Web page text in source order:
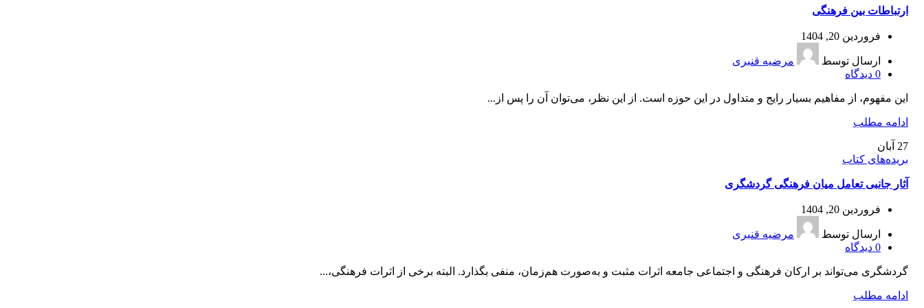
ارتباطات بین‌ فرهنگی
فروردین 20, 1404
ارسال توسط
مرضیه قنبری
0 دیدگاه
این مفهوم، از مفاهیم بسیار رایج و متداول در این حوزه است. از این نظر، می‌توان آن را پس از...
ادامه مطلب
27 آبان
بریده‌های کتاب
آثار جانبی تعامل میان‌ فرهنگی گردشگری
فروردین 20, 1404
ارسال توسط
مرضیه قنبری
0 دیدگاه
گردشگری می‌تواند بر ارکان فرهنگی و اجتماعی جامعه اثرات مثبت و به‌صورت هم‌زمان، منفی بگذارد. البته برخی از اثرات فرهنگی،...
ادامه مطلب